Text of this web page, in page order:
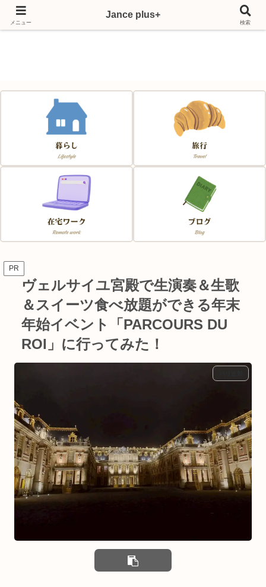
Japan & France & Chance～フランス移住応援サイト～
PR
ヴェルサイユ宮殿で生演奏＆生歌
＆スイーツ食べ放題ができる年末
年始イベント「PARCOURS DU
ROI」に行ってみた！
メニュー
Jance plus+
検索